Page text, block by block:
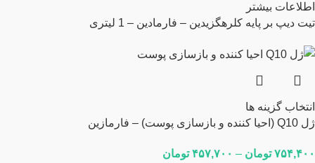
اطلاعات بیشتر
تیت دیپ بر پایه کلرهگزیدین – فارمادین – 1 لیتری
انتخاب گزینه ها
ژل Q10 (احیا کننده و بازسازی پوست) – فارمازین
۷۵۴,۴۰۰ تومان – ۴۵۷,۷۰۰ تومان